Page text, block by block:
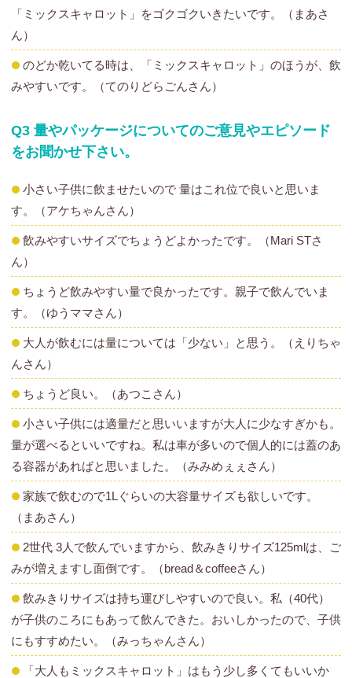
「ミックスキャロット」をゴクゴクいきたいです。（まあさ
ん）
のどか乾いてる時は、「ミックスキャロット」のほうが、飲
みやすいです。（てのりどらごんさん）
Q3 量やパッケージについてのご意見やエピソード
をお聞かせ下さい。
小さい子供に飲ませたいので 量はこれ位で良いと思いま
す。（アケちゃんさん）
飲みやすいサイズでちょうどよかったです。（Mari STさ
ん）
ちょうど飲みやすい量で良かったです。親子で飲んでいま
す。（ゆうママさん）
大人が飲むには量については「少ない」と思う。（えりちゃ
んさん）
ちょうど良い。（あつこさん）
小さい子供には適量だと思いいますが大人に少なすぎかも。
量が選べるといいですね。私は車が多いので個人的には蓋のあ
る容器があればと思いました。（みみめぇぇさん）
家族で飲むので1Lぐらいの大容量サイズも欲しいです。
（まあさん）
2世代 3人で飲んでいますから、飲みきりサイズ125mlは、ご
みが増えますし面倒です。（bread＆coffeeさん）
飲みきりサイズは持ち運びしやすいので良い。私（40代）
が子供のころにもあって飲んできた。おいしかったので、子供
にもすすめたい。（みっちゃんさん）
「大人もミックスキャロット」はもう少し多くてもいいか